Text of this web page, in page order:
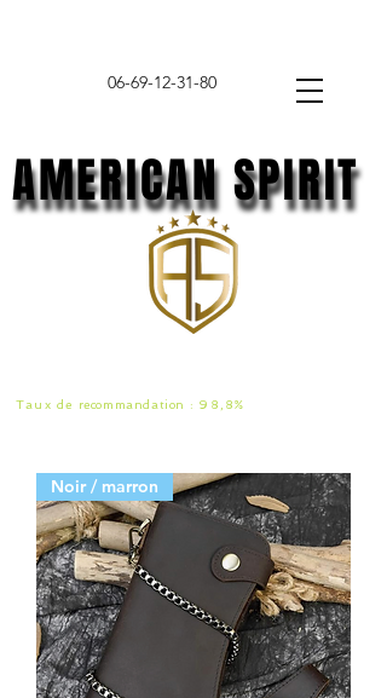
06-69-12-31-80
AMERICAN SPIRIT
AMERICAN SPIRIT
Taux de recommandation : 98,8%
Noir / marron